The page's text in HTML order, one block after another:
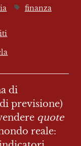
finanza
previsione)
quote
reale: